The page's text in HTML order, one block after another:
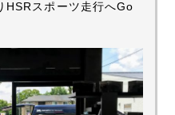
HSRスポーツ走行へGo